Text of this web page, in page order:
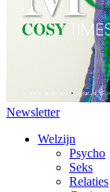
Newsletter
Welzijn
Psycho
Seks
Relaties